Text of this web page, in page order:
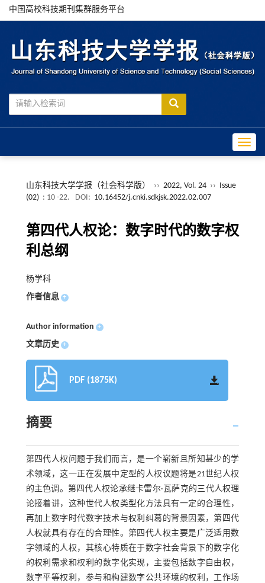
中国高校科技期刊集群服务平台
山东科技大学学报（社会科学版） ›› 2022, Vol. 24 ›› Issue
(02) : 10 -22. DOI: 10.16452/j.cnki.sdkjsk.2022.02.007
第四代人权论：数字时代的数字权
利总纲
杨学科
作者信息 +
Author information +
文章历史 +
PDF (1875K)
摘要
第四代人权问题于我们而言，是一个崭新且所知甚少的学
术领域，这一正在发展中定型的人权议题将是21世纪人权
的主色调。第四代人权论承继卡雷尔·瓦萨克的三代人权理
论接着讲，这种世代人权类型化方法具有一定的合理性，
再加上数字时代数字技术与权利纠葛的背景因素，第四代
人权就具有存在的合理性。第四代人权主要是广泛适用数
字领域的人权，其核心特质在于数字社会背景下的数字化
的权利需求和权利的数字化实现，主要包括数字自由权，
数字平等权利，参与和构建数字公共环境的权利，工作场